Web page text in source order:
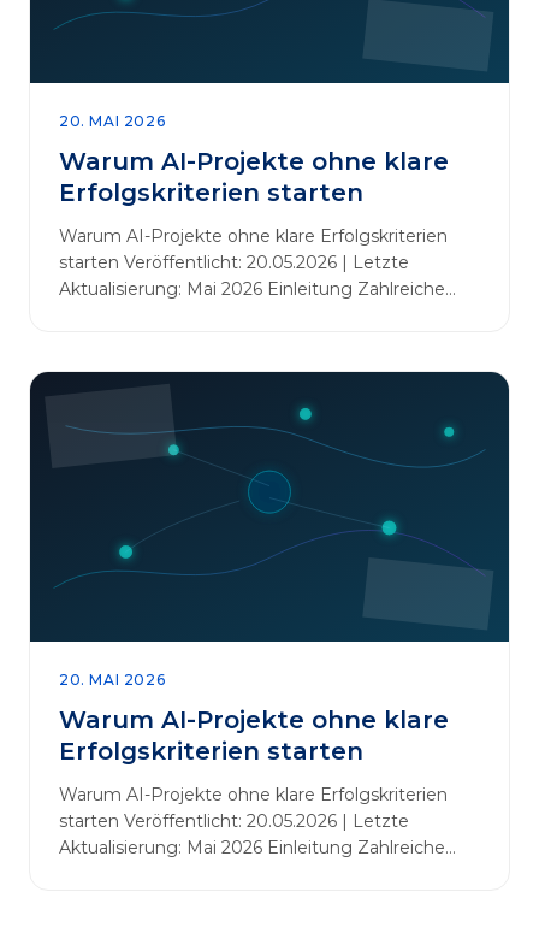
20. MAI 2026
Warum AI-Projekte ohne klare
Erfolgskriterien starten
Warum AI-Projekte ohne klare Erfolgskriterien
starten Veröffentlicht: 20.05.2026 | Letzte
Aktualisierung: Mai 2026 Einleitung Zahlreiche
automatisieren oder sich Wettbewerbsvorteile zu
verschaffen. Oftmals liegt der Fokus dabei auf
praxisnahem Handeln: Erfahrungen sammeln,
Prototypen entwickeln und interne Skepsis
abbauen. Der zentrale Begriff dieses Beitrags ist
„Erfolgskriterien für AI-Projekte“. In [&hellip;]
20. MAI 2026
Warum AI-Projekte ohne klare
Erfolgskriterien starten
Warum AI-Projekte ohne klare Erfolgskriterien
starten Veröffentlicht: 20.05.2026 | Letzte
Aktualisierung: Mai 2026 Einleitung Zahlreiche